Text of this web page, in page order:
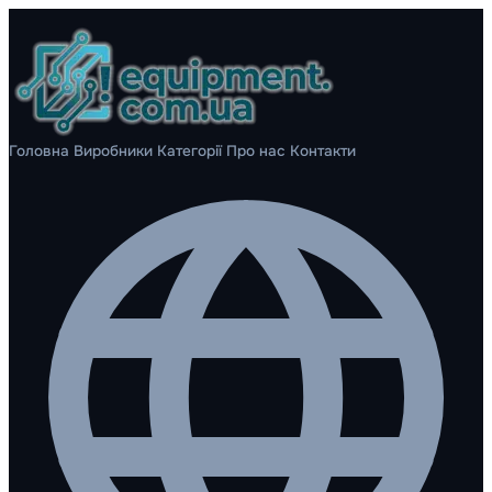
Головна Виробники Категорії Про нас Контакти